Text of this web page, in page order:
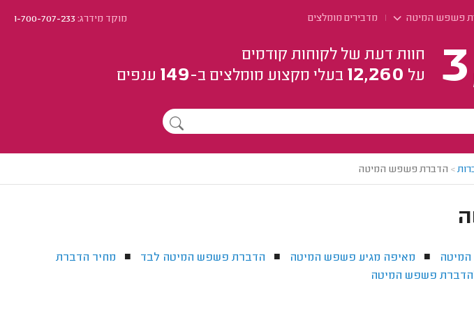
פשפש המיטה מדבירים מומלצים מוקד מידרג:1-700-707-233
חוות דעת של לקוחות קודמים
על 12,260 בעלי מקצוע מומלצים ב-149 ענפים
> הדברת פשפש המיטה
המיטה ■ מאיפה מגיע פשפש המיטה ■ הדברת פשפש המיטה לבד ■ מחיר הדברת
פשפש המיטה